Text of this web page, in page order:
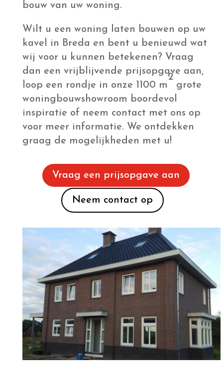
bouw van uw woning.
Wilt u een woning laten bouwen op uw
kavel in Breda en bent u benieuwd wat
wij voor u kunnen betekenen? Vraag
dan een vrijblijvende prijsopgave aan,
loop een rondje in onze 1100 m
2
grote
woningbouwshowroom boordevol
inspiratie of neem contact met ons op
voor meer informatie. We ontdekken
graag de mogelijkheden met u!
Vraag een prijsopgave aan
Neem contact op